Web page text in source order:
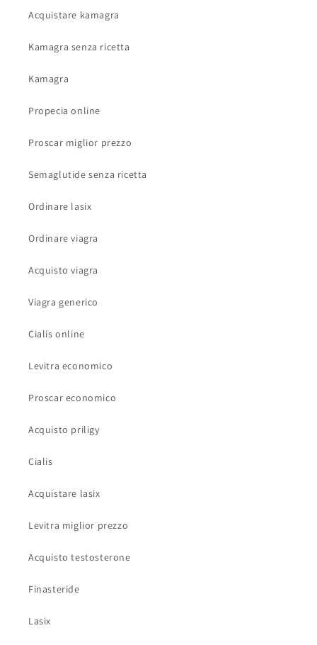
Acquistare kamagra
Kamagra senza ricetta
Kamagra
Propecia online
Proscar miglior prezzo
Semaglutide senza ricetta
Ordinare lasix
Ordinare viagra
Acquisto viagra
Viagra generico
Cialis online
Levitra economico
Proscar economico
Acquisto priligy
Cialis
Acquistare lasix
Levitra miglior prezzo
Acquisto testosterone
Finasteride
Lasix